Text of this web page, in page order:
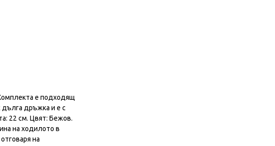
е подходящ
дълга дръжка и е с
22 см. Цвят: Бежов.
на ходилото в
на